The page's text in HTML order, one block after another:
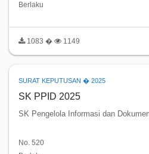
Berlaku
1083 � 1149
SURAT KEPUTUSAN � 2025
SK PPID 2025
SK Pengelola Informasi dan
No. 520